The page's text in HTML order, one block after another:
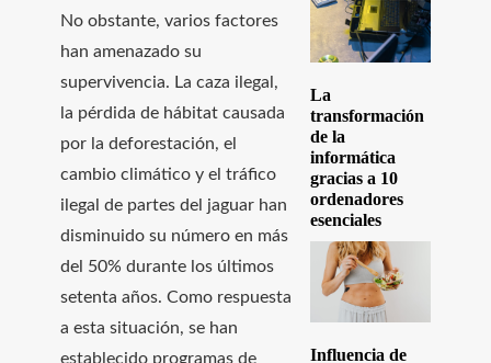
No obstante, varios factores
han amenazado su
supervivencia. La caza ilegal,
la pérdida de hábitat causada
por la deforestación, el
cambio climático y el tráfico
ilegal de partes del jaguar han
disminuido su número en más
del 50% durante los últimos
setenta años. Como respuesta
a esta situación, se han
establecido programas de
La
transformación
de la
informática
gracias a 10
ordenadores
esenciales
Influencia de